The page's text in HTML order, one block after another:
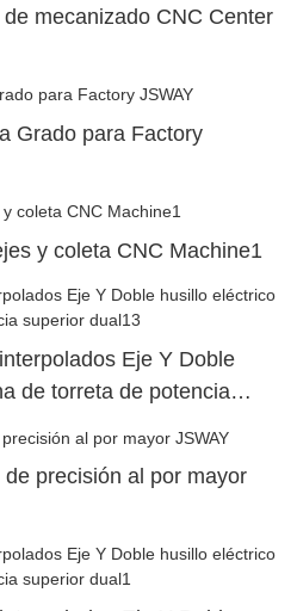
mecanizado CNC Center
Grado para Factory
y coleta CNC Machine1
Eje Y Doble
de torreta de potencia
precisión al por mayor